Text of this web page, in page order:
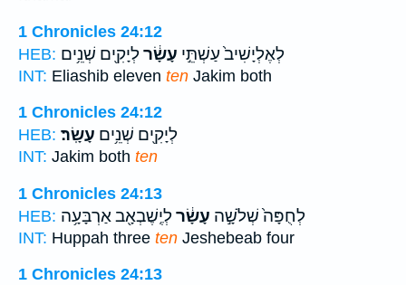
1 Chronicles 24:12
HEB:
לְאֶלְיָשִׁיב֙ עַשְׁתֵּ֣י עָשָׂ֔רלְיָקִ֖ים שְׁנֵ֥ים
INT: Eliashib eleven ten Jakim both
1 Chronicles 24:12
HEB:
לְיָקִ֖ים שְׁנֵ֥ים עָשָֽׂר׃
INT: Jakim both ten
1 Chronicles 24:13
HEB:
לְחֻפָּה֙ שְׁלֹשָׁ֣ה עָשָׂ֔רלְיֶֽשֶׁבְאָ֖ב אַרְבָּעָ֥ה
INT: Huppah three ten Jeshebeab four
1 Chronicles 24:13